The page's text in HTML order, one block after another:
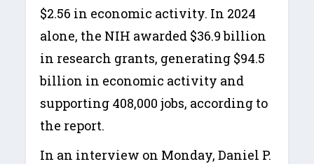
$2.56 in economic activity. In 2024
alone, the NIH awarded $36.9 billion
in research grants, generating $94.5
billion in economic activity and
supporting 408,000 jobs, according to
the report.
In an interview on Monday, Daniel P.